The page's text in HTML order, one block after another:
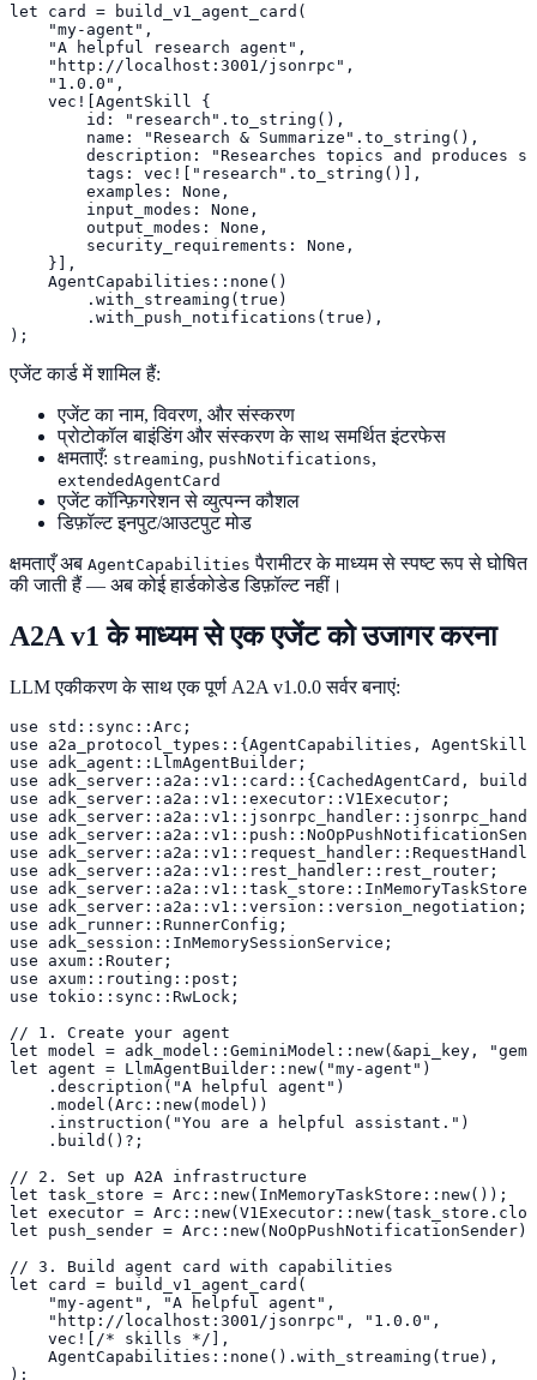
let card = build_v1_agent_card(
    "my-agent",
    "A helpful research agent",
    "http://localhost:3001/jsonrpc",
    "1.0.0",
    vec![AgentSkill {
        id: "research".to_string(),
        name: "Research & Summarize".to_string(),
description: "Researches topics and produces
        tags: vec!["research".to_string()],
        examples: None,
        input_modes: None,
        output_modes: None,
        security_requirements: None,
    }],
    AgentCapabilities::none()
        .with_streaming(true)
        .with_push_notifications(true),
);
एजेंट कार्ड में शामिल हैं:
एजेंट का नाम, विवरण, और संस्करण
प्रोटोकॉल बाइंडिंग और संस्करण के साथ समर्थित इंटरफेस
क्षमताएँ: streaming, pushNotifications,
extendedAgentCard
एजेंट कॉन्फ़िगरेशन से व्युत्पन्न कौशल
डिफ़ॉल्ट इनपुट/आउटपुट मोड
क्षमताएँ अब AgentCapabilities पैरामीटर के माध्यम से स्पष्ट रूप से घोषित
की जाती हैं — अब कोई हार्डकोडेड डिफ़ॉल्ट नहीं।
A2A v1 के माध्यम से एक एजेंट को उजागर करना
LLM एकीकरण के साथ एक पूर्ण A2A v1.0.0 सर्वर बनाएं:
use std::sync::Arc;
use a2a_protocol_types::{AgentCapabilities,
use adk_agent::LlmAgentBuilder;
use adk_server::a2a::v1::card::{CachedAgentCard,
use adk_server::a2a::v1::executor::V1Executor;
use
use
use
use adk_server::a2a::v1::rest_handler::rest_router;
use adk_server::a2a::v1::task_store::InMemoryTaskStore;
use adk_server::a2a::v1::version::version_negotiation;
use adk_runner::RunnerConfig;
use adk_session::InMemorySessionService;
use axum::Router;
use axum::routing::post;
use tokio::sync::RwLock;
// 1. Create your agent
let model = adk_model::GeminiModel::new(&api_key,
let agent = LlmAgentBuilder::new("my-agent")
    .description("A helpful agent")
    .model(Arc::new(model))
    .instruction("You are a helpful assistant.")
    .build()?;
// 2. Set up A2A infrastructure
let task_store = Arc::new(InMemoryTaskStore::new());
let executor =
let push_sender = Arc::new(NoOpPushNotificationSender);
// 3. Build agent card with capabilities
let card = build_v1_agent_card(
    "my-agent", "A helpful agent",
    "http://localhost:3001/jsonrpc", "1.0.0",
    vec![/* skills */],
    AgentCapabilities::none().with_streaming(true),
);